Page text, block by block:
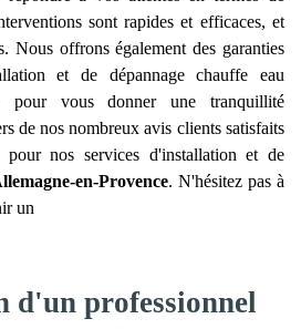
sont rapides et efficaces, et
Nous offrons également des garanties
et de dépannage chauffe eau
pour vous donner une tranquillité
de nos nombreux avis clients satisfaits
pour nos services d'installation et de
en-Provence. N'hésitez pas à
un
d'un professionnel